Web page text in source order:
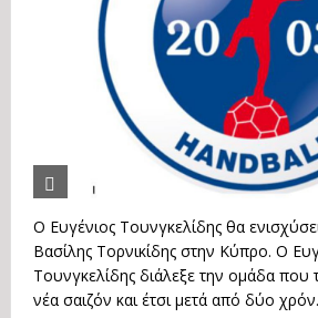
Ο Ευγένιος Τουνγκελίδης θα
Βασίλης Τορνικίδης στην Κύπρο. Ο
Τουνγκελίδης διάλεξε την ομάδα που
νέα σαιζόν και έτσι μετά από δύο